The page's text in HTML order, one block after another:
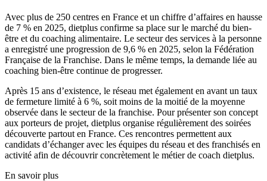
Avec plus de 250 centres en France et un chiffre d’affaires en hausse
de 7 % en 2025, dietplus confirme sa place sur le marché du bien-
être et du coaching alimentaire. Le secteur des services à la personne
a enregistré une progression de 9,6 % en 2025, selon la Fédération
Française de la Franchise. Dans le même temps, la demande liée au
coaching bien-être continue de progresser.
Après 15 ans d’existence, le réseau met également en avant un taux
de fermeture limité à 6 %, soit moins de la moitié de la moyenne
observée dans le secteur de la franchise. Pour présenter son concept
aux porteurs de projet, dietplus organise régulièrement des soirées
découverte partout en France. Ces rencontres permettent aux
candidats d’échanger avec les équipes du réseau et des franchisés en
activité afin de découvrir concrètement le métier de coach dietplus.
En savoir plus